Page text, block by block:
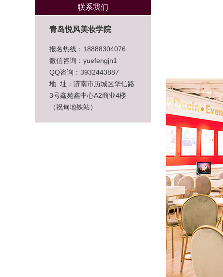
联系我们
青岛悦风美妆学院
报名热线：18888304076
微信咨询：yuefengjn1
QQ咨询：3932443887
地 址：济南市历城区华信路
3号鑫苑鑫中心A2商业4楼
（祝甸地铁站）